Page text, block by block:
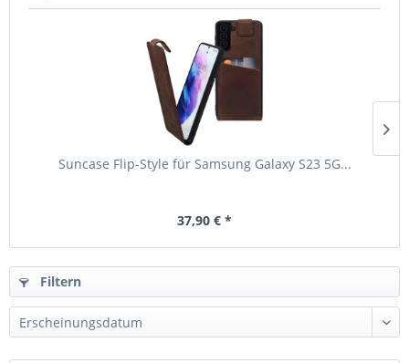
Suncase Flip-Style für Samsung Galaxy S23 5G...
37,90 € *
Filtern